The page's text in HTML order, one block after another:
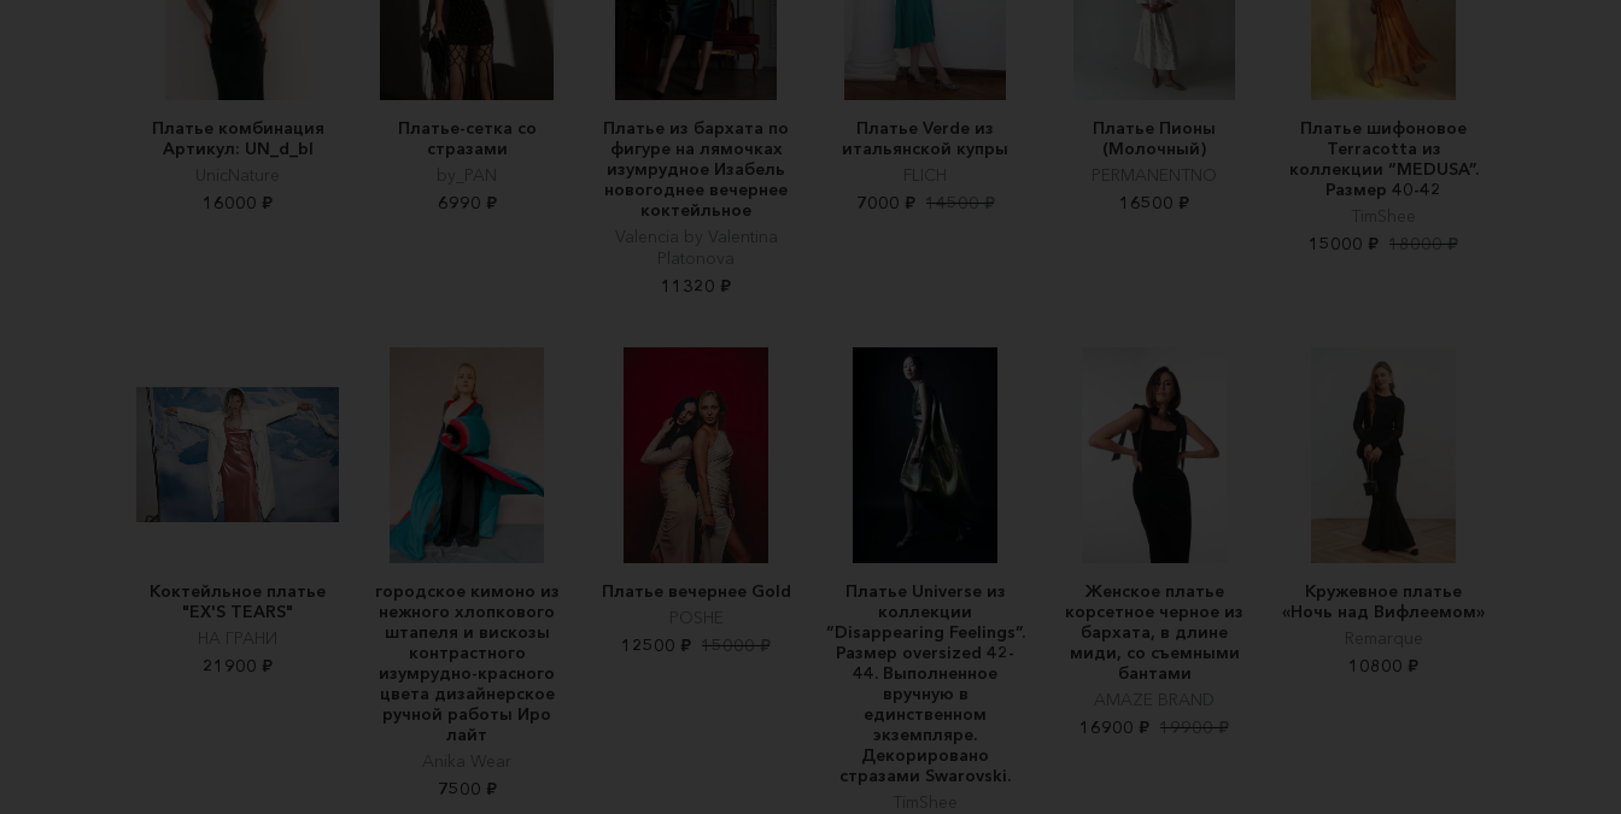
Платье комбинация
Артикул: UN_d_bl
UnicNature
16000 ₽
Платье-сетка со
стразами
by_PAN
6990 ₽
Платье из бархата по
фигуре на лямочках
изумрудное Изабель
новогоднее вечернее
коктейльное
Valencia by Valentina
Platonova
11320 ₽
Платье Verde из
итальянской купры
FLICH
7000 ₽ 14500 ₽
Платье Пионы
(Молочный)
PERMANENTNO
16500 ₽
Платье шифоновое
Terracotta из
коллекции “MEDUSA”.
Размер 40-42
TimShee
15000 ₽ 18000 ₽
Коктейльное платье
"EX'S TEARS"
НА ГРАНИ
21900 ₽
городское кимоно из
нежного хлопкового
штапеля и вискозы
контрастного
изумрудно-красного
цвета дизайнерское
ручной работы Иро
лайт
Anika Wear
7500 ₽
Платье вечернее Gold
POSHE
12500 ₽ 15000 ₽
Платье Universe из
коллекции
“Disappearing Feelings”.
Размер oversized 42-
44. Выполненное
вручную в
единственном
экземпляре.
Декорировано
стразами Swarovski.
TimShee
Женское платье
корсетное черное из
бархата, в длине
миди, со съемными
бантами
AMAZE BRAND
16900 ₽ 19900 ₽
Кружевное платье
«Ночь над Вифлеемом»
Remarque
10800 ₽